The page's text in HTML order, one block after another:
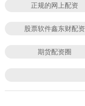
正规的网上配资
股票软件鑫东财配资
期货配资圈